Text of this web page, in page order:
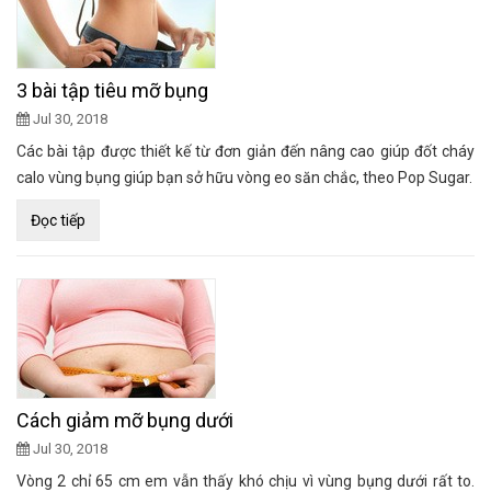
3 bài tập tiêu mỡ bụng
Jul 30, 2018
Các bài tập được thiết kế từ đơn giản đến nâng cao giúp đốt cháy
calo vùng bụng giúp bạn sở hữu vòng eo săn chắc, theo Pop Sugar.
Đọc tiếp
Cách giảm mỡ bụng dưới
Jul 30, 2018
Vòng 2 chỉ 65 cm em vẫn thấy khó chịu vì vùng bụng dưới rất to.